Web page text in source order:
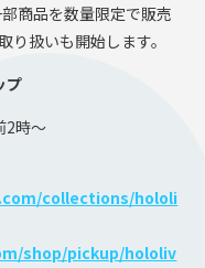
商品を数量限定で販売
り扱いも開始します。
プ
2時～
collections/hololi
shop/pickup/hololiv